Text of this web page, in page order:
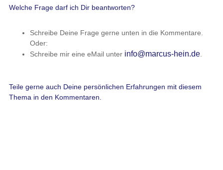
Welche Frage darf ich Dir beantworten?
Schreibe Deine Frage gerne unten in die Kommentare.
Oder:
Schreibe mir eine eMail unter info@marcus-hein.de.
Teile gerne auch Deine persönlichen Erfahrungen mit diesem
Thema in den Kommentaren.